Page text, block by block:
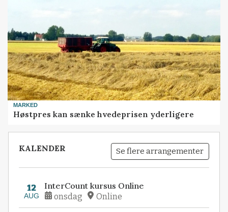
MARKED
Høstpres kan sænke hvedeprisen yderligere
KALENDER Se flere arrangementer
12
AUG
InterCount kursus Online
onsdag Online